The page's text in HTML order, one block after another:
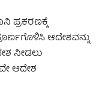
ಪ್ರಕರಣಕ್ಕೆ
ಆದೇಶವನ್ನು
ನೀಡಲು
ಆದೇಶ